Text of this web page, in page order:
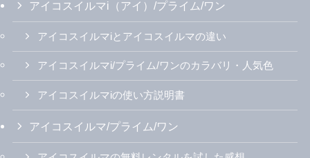
アイコスイルマi（アイ）/プライム/ワン
アイコスイルマiとアイコスイルマの違い
アイコスイルマi/プライム/ワンのカラバリ・人気色
アイコスイルマiの使い方説明書
アイコスイルマ/プライム/ワン